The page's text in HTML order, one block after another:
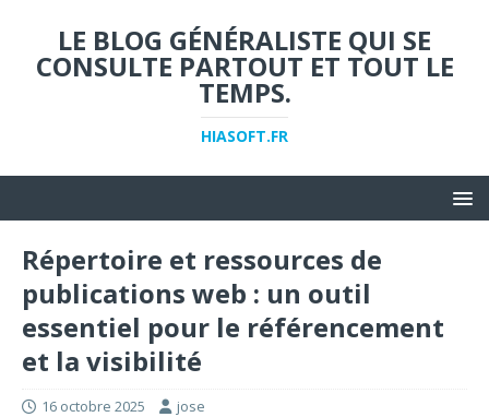
LE BLOG GÉNÉRALISTE QUI SE
CONSULTE PARTOUT ET TOUT LE
TEMPS.
HIASOFT.FR
Répertoire et ressources de
publications web : un outil
essentiel pour le référencement
et la visibilité
16 octobre 2025 jose